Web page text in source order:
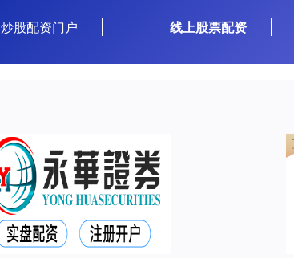
炒股配资门户 线上股票配资